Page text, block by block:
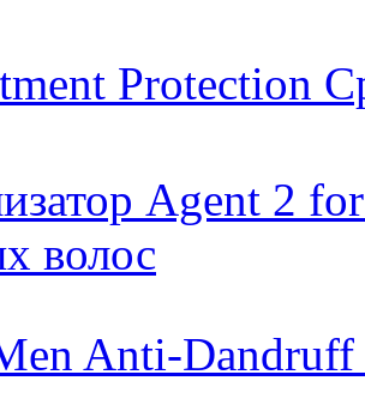
Protection
Agent 2
волос
Anti-Dandruff